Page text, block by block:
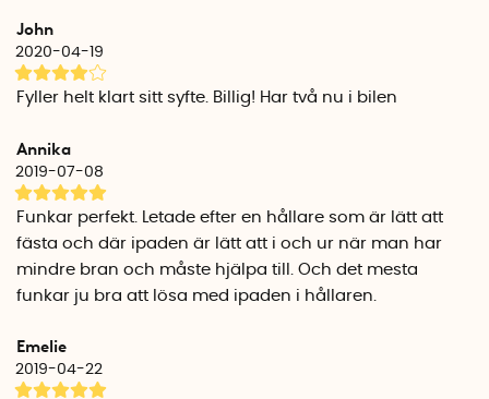
John
2020-04-19
Fyller helt klart sitt syfte. Billig! Har två nu i bilen
Annika
2019-07-08
Funkar perfekt. Letade efter en hållare som är lätt att
fästa och där ipaden är lätt att i och ur när man har
mindre bran och måste hjälpa till. Och det mesta
funkar ju bra att lösa med ipaden i hållaren.
Emelie
2019-04-22